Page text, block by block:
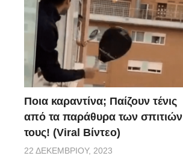
Ποια καραντίνα; Παίζουν τένις
από τα παράθυρα των σπιτιών
τους! (Viral Βίντεο)
22 ΔΕΚΕΜΒΡΊΟΥ, 2023